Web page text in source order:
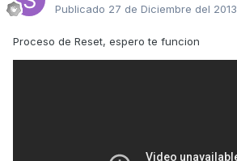
Publicado 27 de Diciembre del 2013
Proceso de Reset, espero te funcion